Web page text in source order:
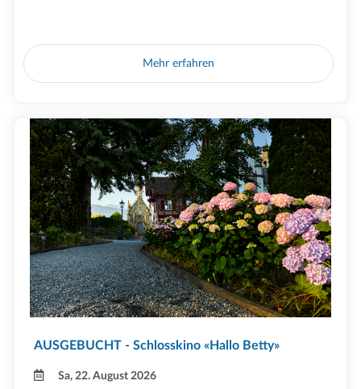
Mehr erfahren
AUSGEBUCHT - Schlosskino «Hallo Betty»
Sa, 22. August 2026